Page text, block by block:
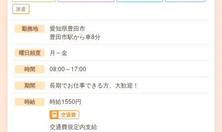
派遣
勤務地
愛知県豊田市
豊田市駅から車8分
曜日頻度 月～金
時間 08:00～17:00
期間 長期でお仕事できる方、大歓迎！
時給 時給1550円
交通費
交通費規定内支給